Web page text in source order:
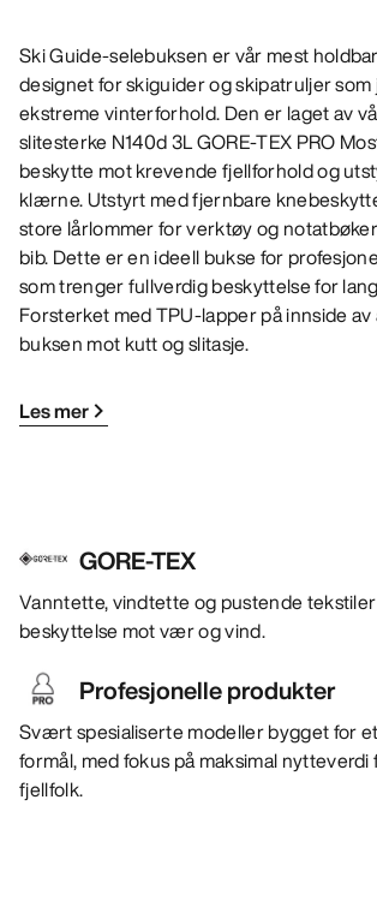
Ski Guide-selebuksen er vår mest
designet for skiguider og skipatruljer som
ekstreme vinterforhold. Den er laget av
slitesterke N140d 3L GORE-TEX PRO
beskytte mot krevende fjellforhold og
klærne. Utstyrt med fjernbare
store lårlommer for verktøy og
bib. Dette er en ideell bukse for
som trenger fullverdig beskyttelse for
Forsterket med TPU-lapper på innside
buksen mot kutt og slitasje.
Les mer
GORE-TEX
Vanntette, vindtette og pustende
beskyttelse mot vær og vind.
Profesjonelle produkter
Svært spesialiserte modeller bygget for
formål, med fokus på maksimal
fjellfolk.